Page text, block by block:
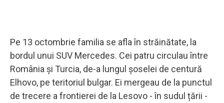
Pe 13 octombrie familia se afla în străinătate, la
bordul unui SUV Mercedes. Cei patru circulau între
România și Turcia, de-a lungul șoselei de centură
Elhovo, pe teritoriul bulgar. Ei mergeau de la punctul
de trecere a frontierei de la Lesovo - în sudul țării -